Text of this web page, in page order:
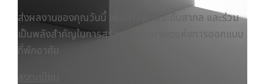
ส่งผลงานของคุณวันนี้ เพื่อก้าวสู่เวทีระดับสากล และร่วม
เป็นพลังสำคัญในการสร้างสรรค์อนาคตแห่งการออกแบบ
ที่พักอาศัย